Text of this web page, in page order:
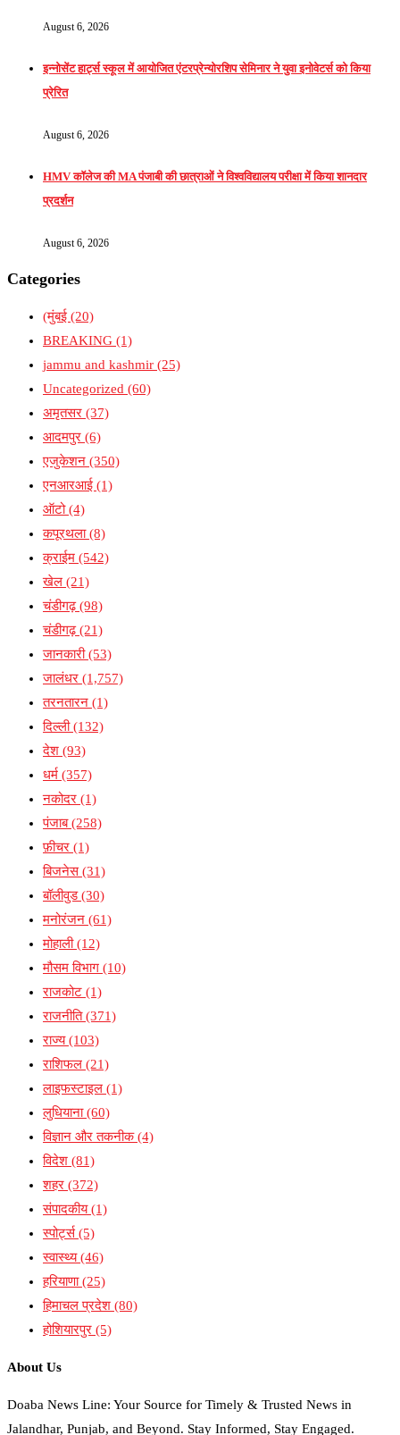
August 6, 2026
इन्नोसेंट हार्ट्स स्कूल में आयोजित एंटरप्रेन्योरशिप सेमिनार ने युवा इनोवेटर्स को किया
प्रेरित
August 6, 2026
HMV कॉलेज की MA पंजाबी की छात्राओं ने विश्वविद्यालय परीक्षा में किया शानदार
प्रदर्शन
August 6, 2026
Categories
(मुंबई (20)
BREAKING (1)
jammu and kashmir (25)
Uncategorized (60)
अमृतसर (37)
आदमपुर (6)
एजुकेशन (350)
एनआरआई (1)
ऑटो(4)
कपूरथला(8)
क्राईम (542)
खेल (21)
चंडीगढ़(98)
चंडीगढ़(21)
जानकारी(53)
जालंधर (1,757)
तरनतारन (1)
दिल्ली(132)
देश (93)
धर्म (357)
नकोदर (1)
पंजाब(258)
फ़ीचर (1)
बिजनेस(31)
बॉलीवुड(30)
मनोरंजन (61)
मोहाली(12)
मौसम विभाग (10)
राजकोट (1)
राजनीति(371)
राज्य(103)
राशिफल (21)
लाइफस्टाइल (1)
लुधियाना(60)
विज्ञान और तकनीक(4)
विदेश (81)
शहर (372)
संपादकीय(1)
स्पोर्ट्स(5)
स्वास्थ्य(46)
हरियाणा(25)
हिमाचल प्रदेश (80)
होशियारपुर (5)
About Us
Doaba News Line: Your Source for Timely & Trusted News in
Jalandhar, Punjab, and Beyond. Stay Informed, Stay Engaged.